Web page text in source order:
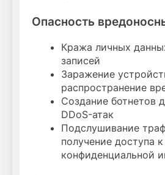
Опасность
Кража личных
записей
Заражение
распространение
Создание ботнетов
DDoS-атак
Подслушивание
получение доступа к
конфиденциальной